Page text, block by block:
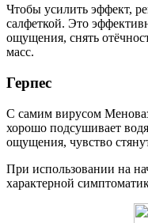
Чтобы усилить эффект,
салфеткой. Это
ощущения, снять
масс.
Герпес
С самим вирусом
хорошо подсушивает
ощущения, чувство
При использовании на
характерной